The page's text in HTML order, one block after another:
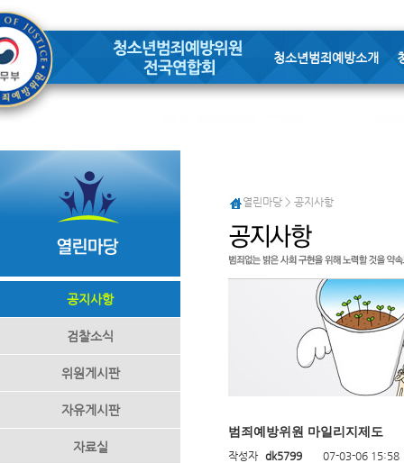
청소년범죄예방소개
공지사항
검찰소식
위원게시판
자유게시판
자료실
열린마당 > 공지사항
범죄예방위원 마일리지제도
작성자 dk5799 07-03-06 15:58